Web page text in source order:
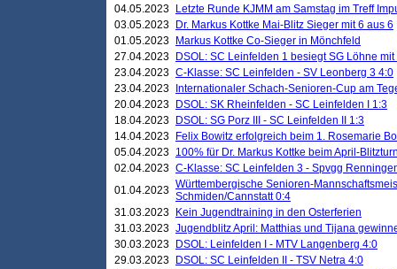
04.05.2023
Letzte Runde KJMM am Samstag im Treff
03.05.2023
Dr. Markus Kottke Mai-Blitz Sieger mit 6 aus 6
01.05.2023
Markus Kottke Co-Sieger in Mönchfeld
27.04.2023
DSOL: SC Leinfelden 1 besiegt SG Löhne mit
23.04.2023 C-Klasse: SC Leinfelden - SV Leonberg 3 4:0
23.04.2023
Internationaler Schach-Senioren-Cup am
20.04.2023
DSOL: SK Rheinfelden - SC Leinfelden I 1:3
18.04.2023
DSOL: SG Porz III - SC Leinfelden II 1:3
14.04.2023
Felix Bowitz erfolgreich beim 1. Rosemarie
05.04.2023 100% für Dr. Markus Kottke beim April-
02.04.2023 C-Klasse: SC Leinfelden 3 - Spvgg
01.04.2023 Württembergische Senioren-
Schmiden/Cannstatt 0:4
31.03.2023
Kein Jugendtraining in den Osterferien
31.03.2023 Jugendblitz April: Matthias und Tijana
30.03.2023
DSOL: Leinfelden I - MTV Langenberg 4:0
29.03.2023
DSOL: SC Leinfelden II - TSV Netra 4:0